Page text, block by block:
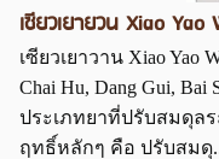
เซียวเยายวน Xiao
เซียวเยาวาน Xiao Yao
Chai Hu, Dang Gui,
ประเภทยาที่ปรับสมดุล
ฤทธิ์หลักๆ คือ ปรับสมดุ